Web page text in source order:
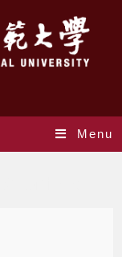
Menu